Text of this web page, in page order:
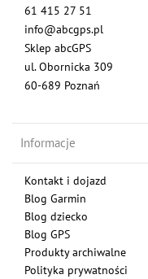
61 415 27 51
info@abcgps.pl
Sklep abcGPS
ul. Obornicka 309
60-689 Poznań
Informacje
Kontakt i dojazd
Blog Garmin
Blog dziecko
Blog GPS
Produkty archiwalne
Polityka prywatności